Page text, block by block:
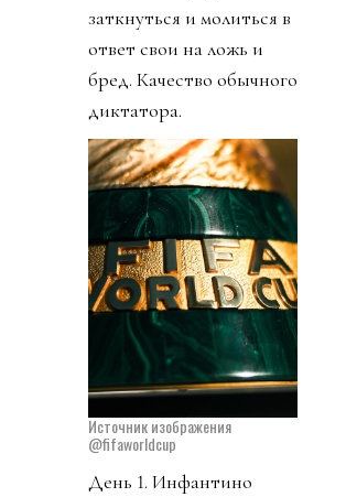
заткнуться и молиться в
ответ свои на ложь и
бред. Качество обычного
диктатора.
Источник изображения
@fifaworldcup
День 1. Инфантино